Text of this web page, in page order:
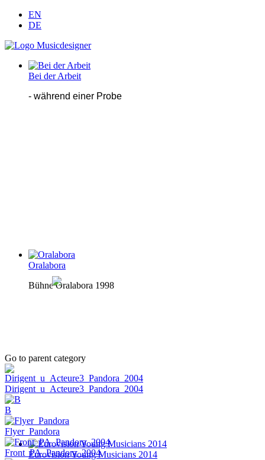
EN
DE
Bei der Arbeit
- während einer Probe
Oralabora
Bühne Oralabora 1998
Eurovision Young Musicians 2014
Go to parent category
Dirigent_u_Acteure3_Pandora_2004
B
Flyer_Pandora
Front_PA_Pandora_2004